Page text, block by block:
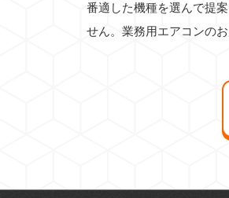
番適した機種を選んで提
せん。業務用エアコンの